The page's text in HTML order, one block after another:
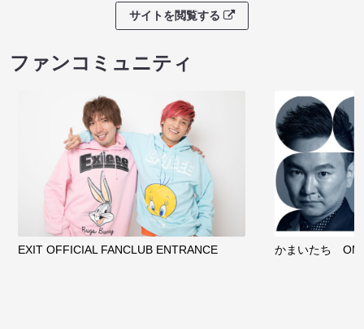
サイトを閲覧する
ファンコミュニティ
EXIT OFFICIAL FANCLUB ENTRANCE かまいたち